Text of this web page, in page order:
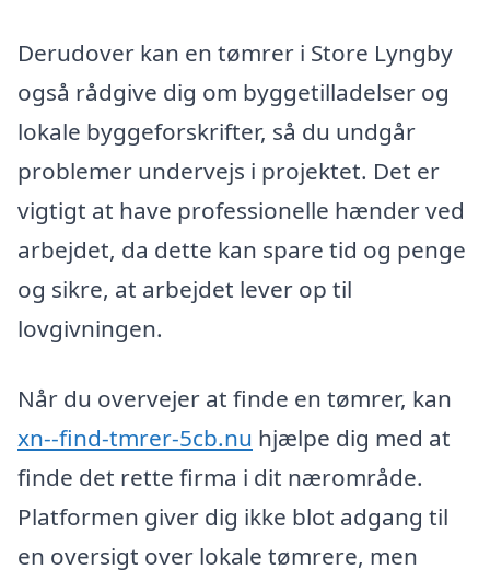
Derudover kan en tømrer i Store Lyngby
også rådgive dig om byggetilladelser og
lokale byggeforskrifter, så du undgår
problemer undervejs i projektet. Det er
vigtigt at have professionelle hænder ved
arbejdet, da dette kan spare tid og penge
og sikre, at arbejdet lever op til
lovgivningen.
Når du overvejer at finde en tømrer, kan
xn--find-tmrer-5cb.nu hjælpe dig med at
finde det rette firma i dit nærområde.
Platformen giver dig ikke blot adgang til
en oversigt over lokale tømrere, men